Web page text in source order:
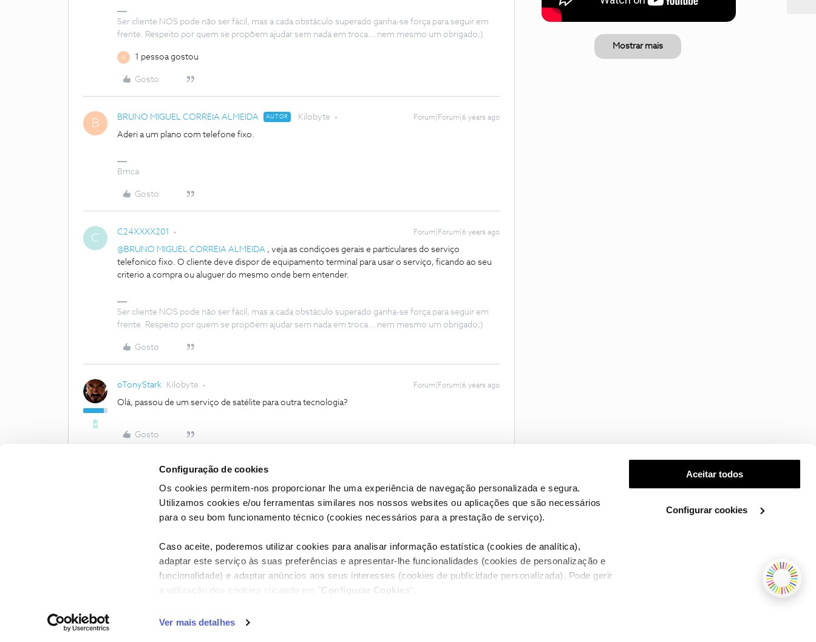
Configuração de cookies
Os cookies permitem-nos proporcionar lhe uma experiência de navegação personalizada e segura.
Utilizamos cookies e/ou ferramentas similares nos nossos websites ou aplicações que são necessários
para o seu bom funcionamento técnico (cookies necessários para a prestação de serviço).
Caso aceite, poderemos utilizar cookies para analisar informação estatística (cookies de analítica),
adaptar este serviço às suas preferências e apresentar-lhe funcionalidades (cookies de personalização e
funcionalidade) e adaptar anúncios aos seus interesses (cookies de publicidade personalizada). Pode gerir
a utilização dos cookies clicando em " Configurar Cookies ".
Ver mais detalhes
Aceitar todos
Configurar cookies
Ser cliente NOS pode não ser fácil, mas a cada obstáculo superado ganha-se força para seguir em
frente. Respeito por quem se propõem ajudar sem nada em troca... nem mesmo um obrigado;)
B 1 pessoa gostou
Gosto
B BRUNO MIGUEL CORREIA ALMEIDA AUTOR Kilobyte Forum|Forum|6 years ago
Aderi a um plano com telefone fixo.
Bmca
Gosto
C C24XXXX201 Forum|Forum|6 years ago
@BRUNO MIGUEL CORREIA ALMEIDA , veja as condiçoes gerais e particulares do serviço
telefonico fixo. O cliente deve dispor de equipamento terminal para usar o serviço, ficando ao seu
criterio a compra ou aluguer do mesmo onde bem entender.
Ser cliente NOS pode não ser fácil, mas a cada obstáculo superado ganha-se força para seguir em
frente. Respeito por quem se propõem ajudar sem nada em troca... nem mesmo um obrigado;)
Gosto
oTonyStark Kilobyte Forum|Forum|6 years ago
Olá, passou de um serviço de satélite para outra tecnologia?
Gosto
Mostrar mais
Condições do Fórum NOS Accessibility statement